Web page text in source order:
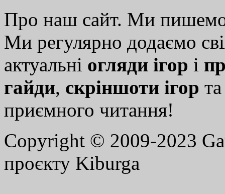
Про наш сайт. Ми
Ми регулярно додаємо
актуальні огляди ігор і
гайди, скріншоти ігор
приємного читання!
Copyright © 2009-2023
проєкту Kiburga